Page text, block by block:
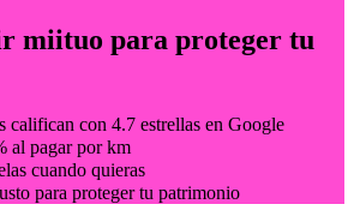
miituo para proteger tu
califican con 4.7 estrellas en Google
al pagar por km
cuando quieras
para proteger tu patrimonio